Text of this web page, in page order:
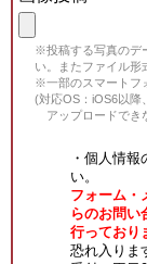
※投稿する写真のデ
い。またファイル形
※一部のスマートフ
(対応OS：iOS6以降
アップロードでき
・個人情報
い。
フォーム・
らのお問い
行っており
恐れ入りま